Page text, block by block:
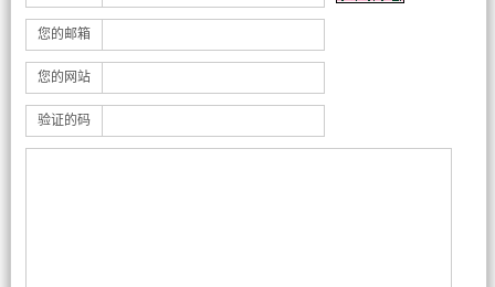
您的邮箱
您的网站
验证的码